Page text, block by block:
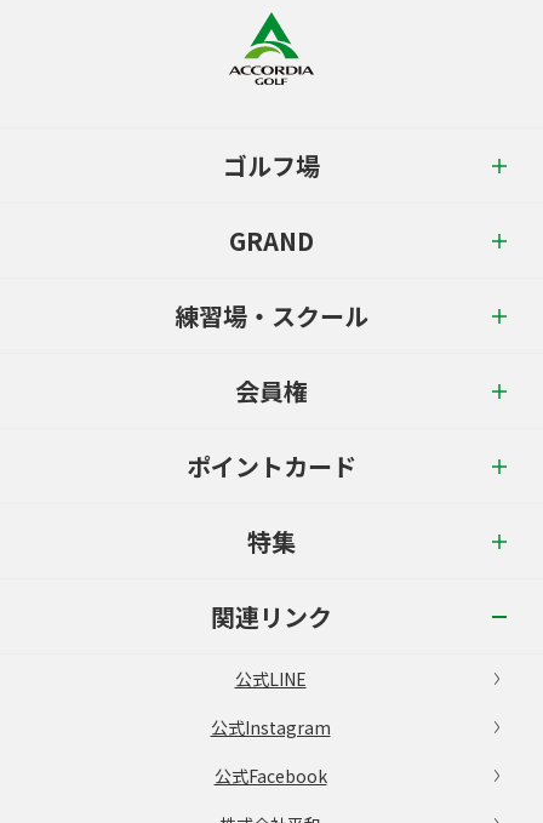
ゴルフ場
GRAND
練習場・スクール
会員権
ポイントカード
特集
関連リンク
公式LINE
公式Instagram
公式Facebook